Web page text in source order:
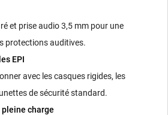
et prise audio 3,5 mm pour une
protections auditives.
EPI
avec les casques rigides, les
de sécurité standard.
charge